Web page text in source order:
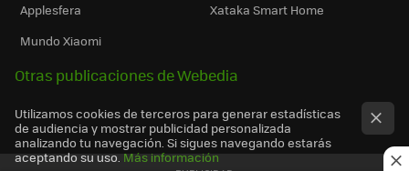
Applesfera
Xataka Smart Home
Mundo Xiaomi
Otras publicaciones de Webedia
Utilizamos cookies de terceros para generar estadísticas
de audiencia y mostrar publicidad personalizada
analizando tu navegación. Si sigues navegando estarás
aceptando su uso. Más información